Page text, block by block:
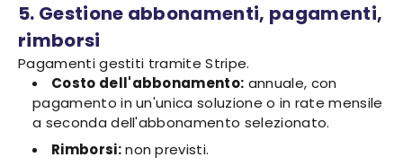
5. Gestione abbonamenti, pagamenti,
rimborsi
Pagamenti gestiti tramite Stripe.
Costo dell'abbonamento: annuale, con
pagamento in un'unica soluzione o in rate mensile
a seconda dell'abbonamento selezionato.
Rimborsi:non previsti.